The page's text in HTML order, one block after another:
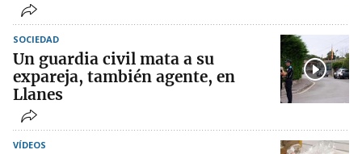
SOCIEDAD
Un guardia civil mata a su
expareja, también agente, en
Llanes
VÍDEOS